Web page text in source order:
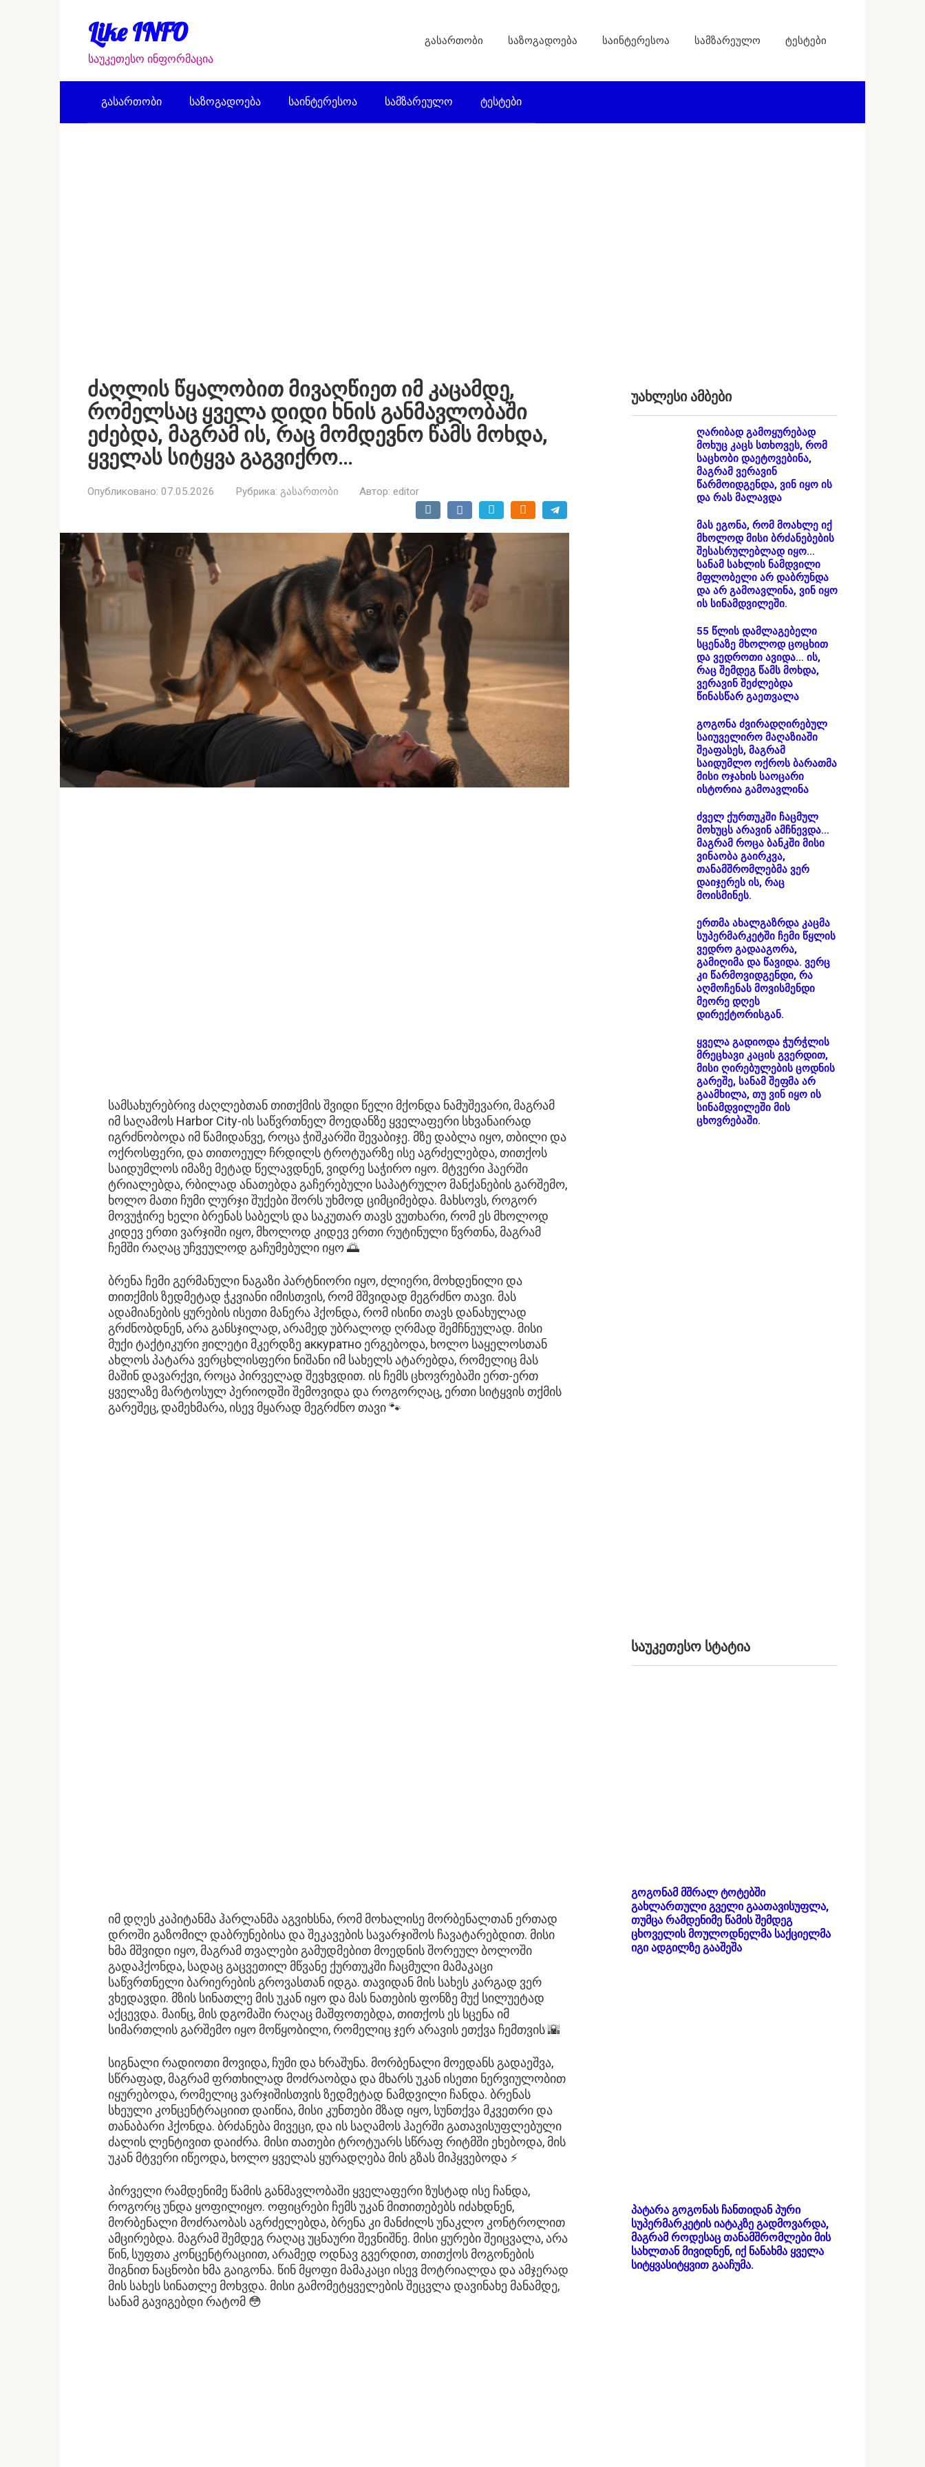
Like INFO
საუკეთესო ინფორმაცია
გასართობი საზოგადოება საინტერესოა სამზარეულო ტესტები
გასართობი საზოგადოება საინტერესოა სამზარეულო ტესტები
ძაღლის წყალობით მივაღწიეთ იმ კაცამდე,
რომელსაც ყველა დიდი ხნის განმავლობაში
ეძებდა, მაგრამ ის, რაც მომდევნო წამს მოხდა,
ყველას სიტყვა გაგვიქრო…
Опубликовано: 07.05.2026 Рубрика: გასართობი Автор: editor
სამსახურებრივ ძაღლებთან თითქმის შვიდი წელი მქონდა ნამუშევარი, მაგრამ
იმ საღამოს Harbor City-ის საწვრთნელ მოედანზე ყველაფერი სხვანაირად
იგრძნობოდა იმ წამიდანვე, როცა ჭიშკარში შევაბიჯე. მზე დაბლა იყო, თბილი და
ოქროსფერი, და თითოეულ ჩრდილს ტროტუარზე ისე აგრძელებდა, თითქოს
საიდუმლოს იმაზე მეტად წელავდნენ, ვიდრე საჭირო იყო. მტვერი ჰაერში
ტრიალებდა, რბილად ანათებდა გაჩერებული საპატრულო მანქანების გარშემო,
ხოლო მათი ჩუმი ლურჯი შუქები შორს უხმოდ ციმციმებდა. მახსოვს, როგორ
მოვუჭირე ხელი ბრენას საბელს და საკუთარ თავს ვუთხარი, რომ ეს მხოლოდ
კიდევ ერთი ვარჯიში იყო, მხოლოდ კიდევ ერთი რუტინული წვრთნა, მაგრამ
ჩემში რაღაც უჩვეულოდ გაჩუმებული იყო 🌅
ბრენა ჩემი გერმანული ნაგაზი პარტნიორი იყო, ძლიერი, მოხდენილი და
თითქმის ზედმეტად ჭკვიანი იმისთვის, რომ მშვიდად მეგრძნო თავი. მას
ადამიანების ყურების ისეთი მანერა ჰქონდა, რომ ისინი თავს დანახულად
გრძნობდნენ, არა განსჯილად, არამედ უბრალოდ ღრმად შემჩნეულად. მისი
მუქი ტაქტიკური ჟილეტი მკერდზე аккуратно ერგებოდა, ხოლო საყელოსთან
ახლოს პატარა ვერცხლისფერი ნიშანი იმ სახელს ატარებდა, რომელიც მას
მაშინ დავარქვი, როცა პირველად შევხვდით. ის ჩემს ცხოვრებაში ერთ-ერთ
ყველაზე მარტოსულ პერიოდში შემოვიდა და როგორღაც, ერთი სიტყვის თქმის
გარეშეც, დამეხმარა, ისევ მყარად მეგრძნო თავი 🐾
იმ დღეს კაპიტანმა ჰარლანმა აგვიხსნა, რომ მოხალისე მორბენალთან ერთად
დროში გაზომილ დაბრუნებისა და შეკავების სავარჯიშოს ჩავატარებდით. მისი
ხმა მშვიდი იყო, მაგრამ თვალები გამუდმებით მოედნის შორეულ ბოლოში
გადაჰქონდა, სადაც გაცვეთილ მწვანე ქურთუკში ჩაცმული მამაკაცი
საწვრთნელი ბარიერების გროვასთან იდგა. თავიდან მის სახეს კარგად ვერ
ვხედავდი. მზის სინათლე მის უკან იყო და მას ნათების ფონზე მუქ სილუეტად
აქცევდა. მაინც, მის დგომაში რაღაც მაშფოთებდა, თითქოს ეს სცენა იმ
სიმართლის გარშემო იყო მოწყობილი, რომელიც ჯერ არავის ეთქვა ჩემთვის 🌇
სიგნალი რადიოთი მოვიდა, ჩუმი და ხრაშუნა. მორბენალი მოედანს გადაეშვა,
სწრაფად, მაგრამ ფრთხილად მოძრაობდა და მხარს უკან ისეთი ნერვიულობით
იყურებოდა, რომელიც ვარჯიშისთვის ზედმეტად ნამდვილი ჩანდა. ბრენას
სხეული კონცენტრაციით დაიწია, მისი კუნთები მზად იყო, სუნთქვა მკვეთრი და
თანაბარი ჰქონდა. ბრძანება მივეცი, და ის საღამოს ჰაერში გათავისუფლებული
ძალის ლენტივით დაიძრა. მისი თათები ტროტუარს სწრაფ რიტმში ეხებოდა, მის
უკან მტვერი იწეოდა, ხოლო ყველას ყურადღება მის გზას მიჰყვებოდა ⚡
პირველი რამდენიმე წამის განმავლობაში ყველაფერი ზუსტად ისე ჩანდა,
როგორც უნდა ყოფილიყო. ოფიცრები ჩემს უკან მითითებებს იძახდნენ,
მორბენალი მოძრაობას აგრძელებდა, ბრენა კი მანძილს უნაკლო კონტროლით
ამცირებდა. მაგრამ შემდეგ რაღაც უცნაური შევნიშნე. მისი ყურები შეიცვალა, არა
წინ, სუფთა კონცენტრაციით, არამედ ოდნავ გვერდით, თითქოს მოგონების
შიგნით ნაცნობი ხმა გაიგონა. წინ მყოფი მამაკაცი ისევ მოტრიალდა და ამჯერად
მის სახეს სინათლე მოხვდა. მისი გამომეტყველების შეცვლა დავინახე მანამდე,
სანამ გავიგებდი რატომ 😳
უახლესი ამბები
ღარიბად გამოყურებად
მოხუც კაცს სთხოვეს, რომ
საცხობი დაეტოვებინა,
მაგრამ ვერავინ
წარმოიდგენდა, ვინ იყო ის
და რას მალავდა
მას ეგონა, რომ მოახლე იქ
მხოლოდ მისი ბრძანებების
შესასრულებლად იყო…
სანამ სახლის ნამდვილი
მფლობელი არ დაბრუნდა
და არ გამოავლინა, ვინ იყო
ის სინამდვილეში.
55 წლის დამლაგებელი
სცენაზე მხოლოდ ცოცხით
და ვედროთი ავიდა… ის,
რაც შემდეგ წამს მოხდა,
ვერავინ შეძლებდა
წინასწარ გაეთვალა
გოგონა ძვირადღირებულ
საიუველირო მაღაზიაში
შეაფასეს, მაგრამ
საიდუმლო ოქროს ბარათმა
მისი ოჯახის საოცარი
ისტორია გამოავლინა
ძველ ქურთუკში ჩაცმულ
მოხუცს არავინ ამჩნევდა…
მაგრამ როცა ბანკში მისი
ვინაობა გაირკვა,
თანამშრომლებმა ვერ
დაიჯერეს ის, რაც
მოისმინეს.
ერთმა ახალგაზრდა კაცმა
სუპერმარკეტში ჩემი წყლის
ვედრო გადააგორა,
გამიღიმა და წავიდა. ვერც
კი წარმოვიდგენდი, რა
აღმოჩენას მოვისმენდი
მეორე დღეს
დირექტორისგან.
ყველა გადიოდა ჭურჭლის
მრეცხავი კაცის გვერდით,
მისი ღირებულების ცოდნის
გარეშე, სანამ შეფმა არ
გაამხილა, თუ ვინ იყო ის
სინამდვილეში მის
ცხოვრებაში.
საუკეთესო სტატია
გოგონამ მშრალ ტოტებში
გახლართული გველი გაათავისუფლა,
თუმცა რამდენიმე წამის შემდეგ
ცხოველის მოულოდნელმა საქციელმა
იგი ადგილზე გააშეშა
პატარა გოგონას ჩანთიდან პური
სუპერმარკეტის იატაკზე გადმოვარდა,
მაგრამ როდესაც თანამშრომლები მის
სახლთან მივიდნენ, იქ ნანახმა ყველა
სიტყვასიტყვით გააჩუმა.